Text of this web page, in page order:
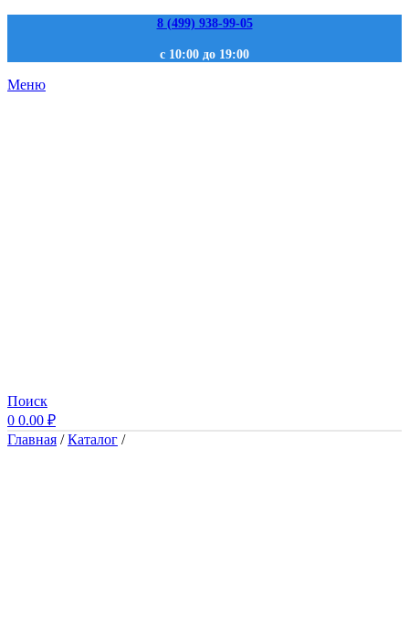
8 (499) 938-99-05
с 10:00 до 19:00
Меню
Поиск
0 0.00 ₽
Главная /Каталог /